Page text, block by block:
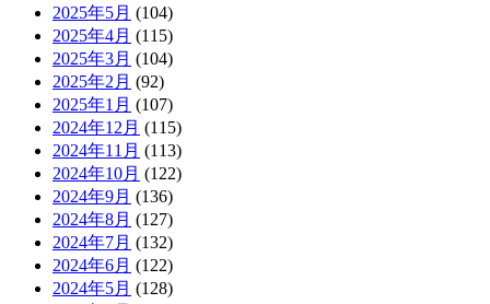
2025年5月 (104)
2025年4月 (115)
2025年3月 (104)
2025年2月 (92)
2025年1月 (107)
2024年12月 (115)
2024年11月 (113)
2024年10月 (122)
2024年9月 (136)
2024年8月 (127)
2024年7月 (132)
2024年6月 (122)
2024年5月 (128)